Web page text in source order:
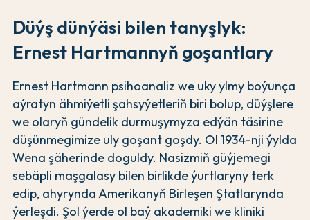
Düýş dünýäsi bilen tanyşlyk:
Ernest Hartmannyň goşantlary
Ernest Hartmann psihoanaliz we uky ylmy boýunça
aýratyn ähmiýetli şahsyýetleriň biri bolup, düýşlere
we olaryň gündelik durmuşymyza edýän täsirine
düşünmegimize uly goşant goşdy. Ol 1934-nji ýylda
Wena şäherinde doguldy. Nasizmiň güýjemegi
sebäpli maşgalasy bilen birlikde ýurtlaryny terk
edip, ahyrynda Amerikanyň Birleşen Ştatlarynda
ýerleşdi. Şol ýerde ol baý akademiki we kliniki